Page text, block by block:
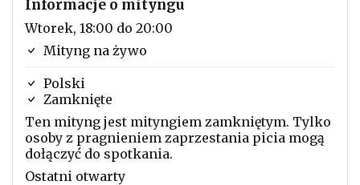
Informacje o mityngu
Wtorek, 18:00 do 20:00
Mityng na żywo
Polski
Zamknięte
Ten mityng jest mityngiem zamkniętym. Tylko
osoby z pragnieniem zaprzestania picia mogą
dołączyć do spotkania.
Ostatni otwarty